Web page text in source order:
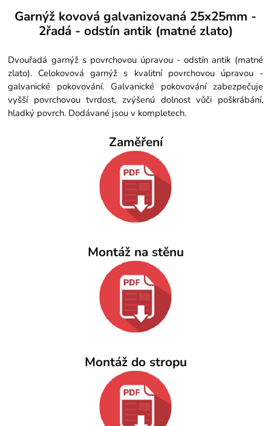
Garnýž kovová galvanizovaná 25x25mm -
2řadá - odstín antik (matné zlato)
Dvouřadá garnýž s povrchovou úpravou - odstín antik (matné
zlato). Celokovová garnýž s kvalitní povrchovou úpravou -
galvanické pokovování. Galvanické pokovování zabezpečuje
vyšší povrchovou tvrdost, zvýšenú dolnost vůči poškrábání,
hladký povrch. Dodávané jsou v kompletech.
Zaměření
Montáž na stěnu
Montáž do stropu